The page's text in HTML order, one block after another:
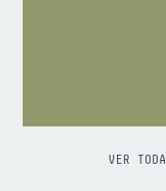
VER